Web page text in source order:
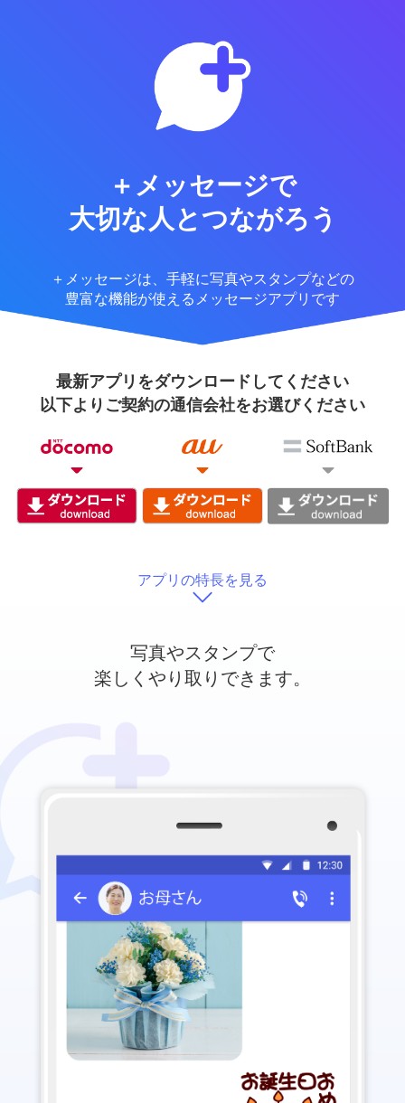
＋メッセージで
大切な人とつながろう
＋メッセージは、手軽に写真やスタンプなどの
豊富な機能が使えるメッセージアプリです
最新アプリをダウンロードしてください
以下よりご契約の通信会社をお選びください
アプリの特長を見る
写真やスタンプで
楽しくやり取りできます。